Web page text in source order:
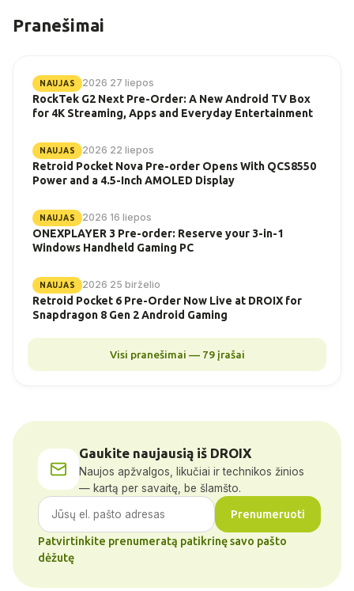
Pranešimai
NAUJAS 2026 27 liepos
RockTek G2 Next Pre-Order: A New Android TV Box
for 4K Streaming, Apps and Everyday Entertainment
NAUJAS 2026 22 liepos
Retroid Pocket Nova Pre-order Opens With QCS8550
Power and a 4.5-Inch AMOLED Display
NAUJAS 2026 16 liepos
ONEXPLAYER 3 Pre-order: Reserve your 3-in-1
Windows Handheld Gaming PC
NAUJAS 2026 25 birželio
Retroid Pocket 6 Pre-Order Now Live at DROIX for
Snapdragon 8 Gen 2 Android Gaming
Visi pranešimai — 79 įrašai
Gaukite naujausią iš DROIX
Naujos apžvalgos, likučiai ir technikos žinios
— kartą per savaitę, be šlamšto.
Prenumeruoti
Patvirtinkite prenumeratą patikrinę savo pašto
dėžutę